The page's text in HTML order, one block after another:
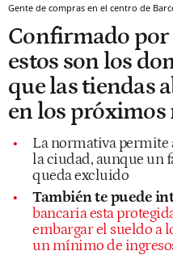
Gente de compras en el centro de
Confirmado por
estos son los
que las tiendas
en los próximos
La normativa permite
la ciudad, aunque un
queda excluido
También te puede
bancaria esta
embargar el sueldo a
un mínimo de